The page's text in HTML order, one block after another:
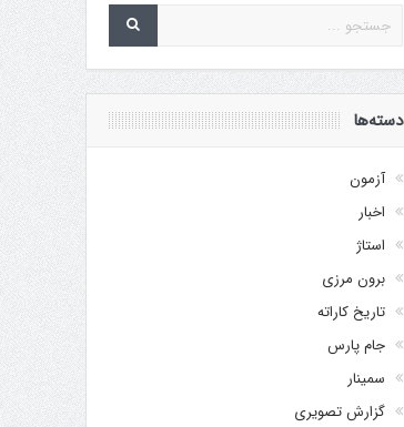
دسته‌ها
آزمون
اخبار
استاژ
برون مرزی
تاریخ کاراته
جام پارس
سمینار
گزارش تصویری